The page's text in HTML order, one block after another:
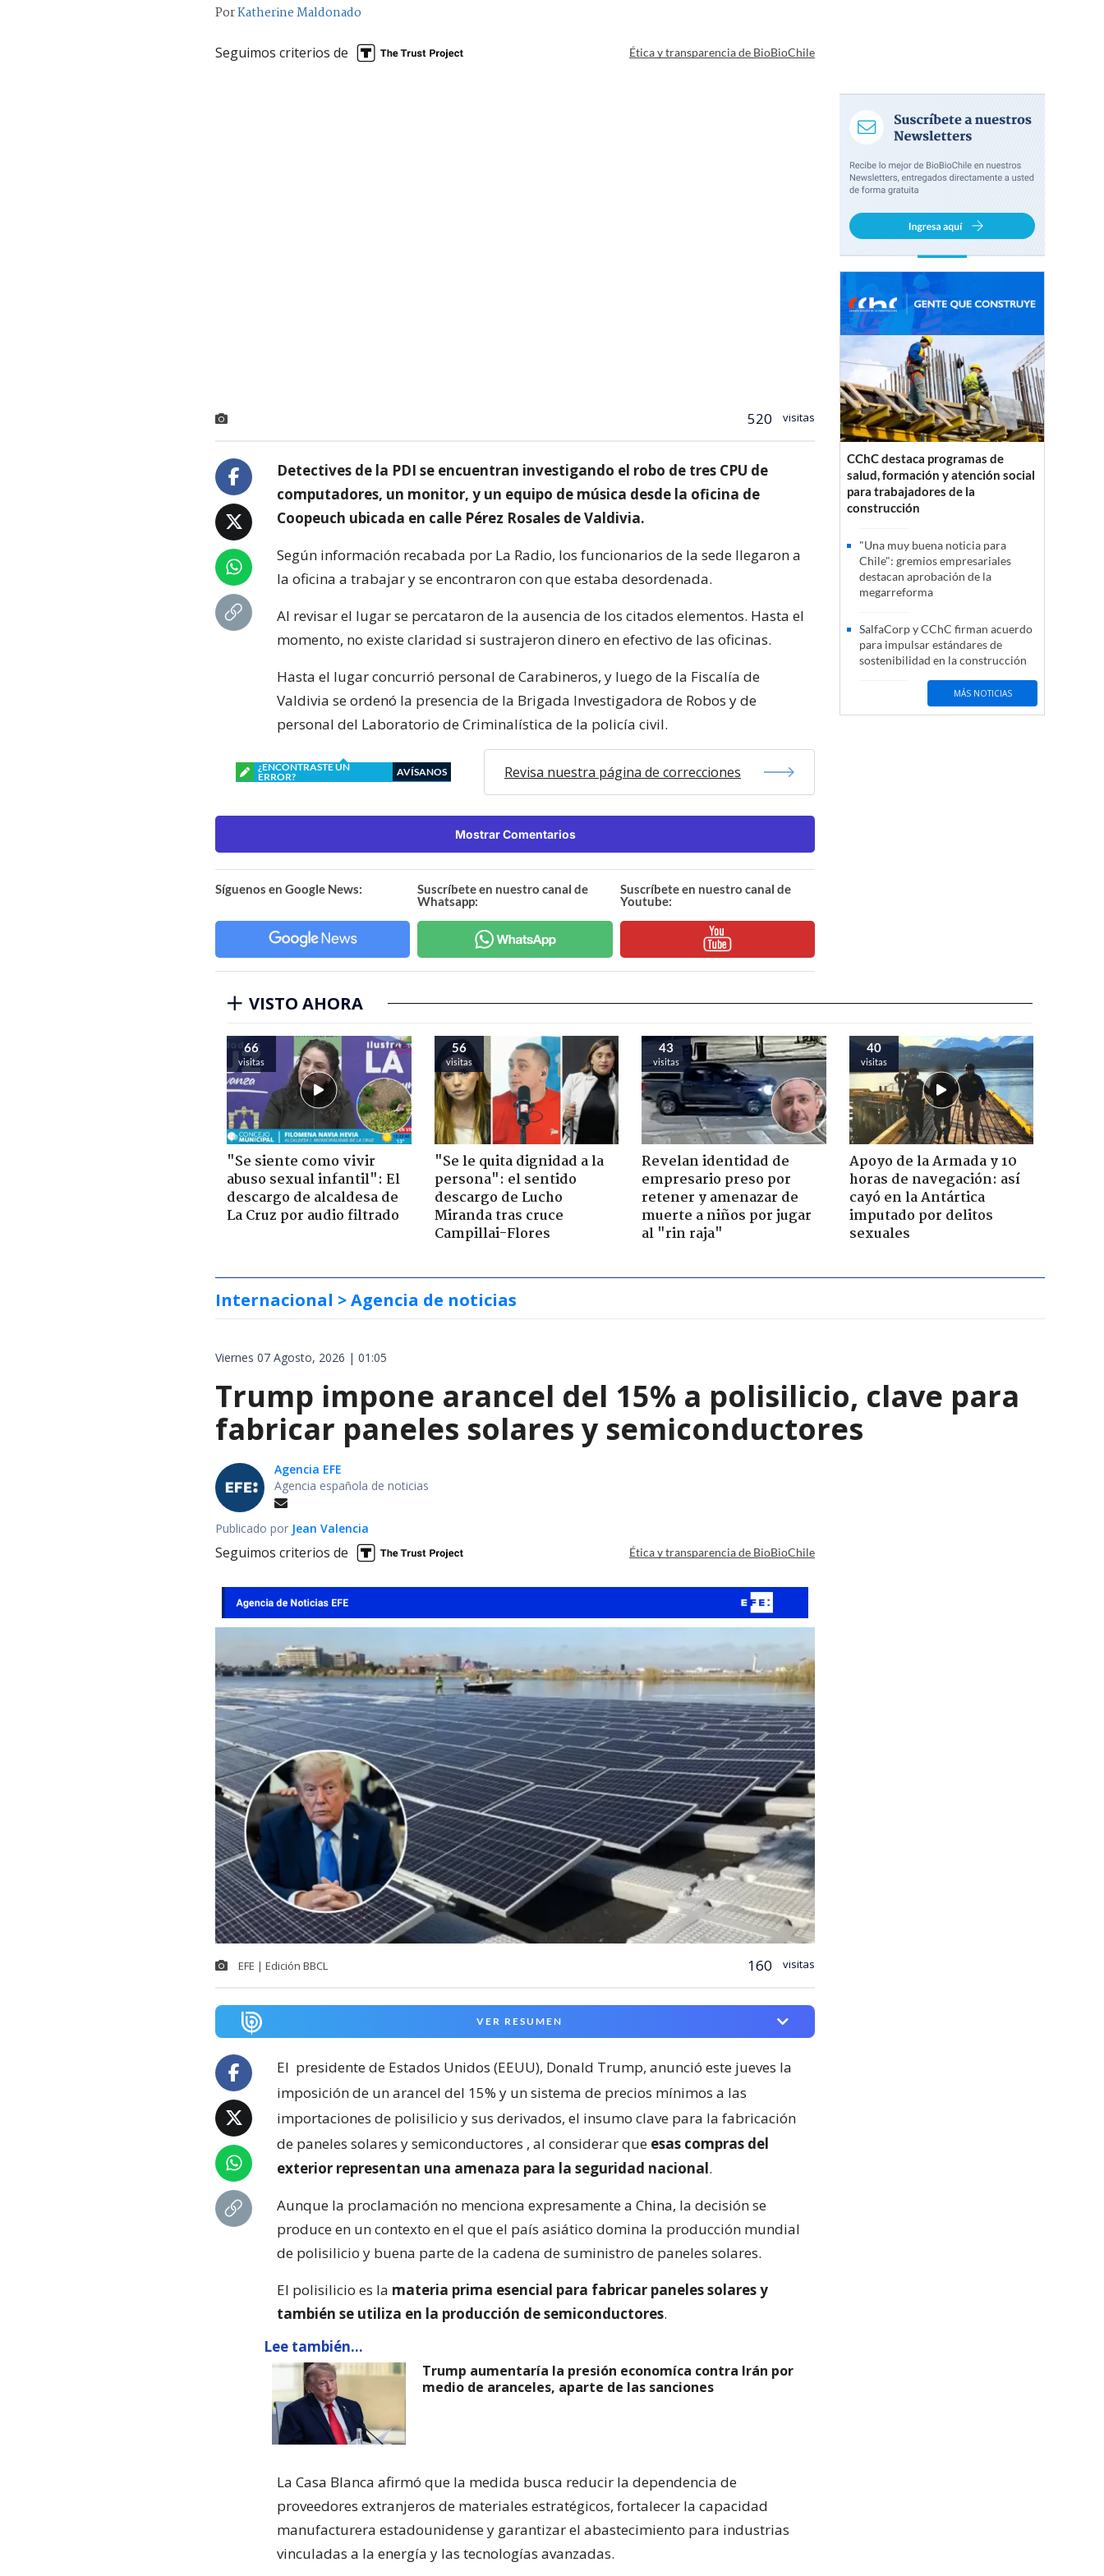
PorKatherine Maldonado
Seguimos criterios de Ética y transparencia de BioBioChile
520 visitas
Detectives de la PDI se encuentran investigando el robo de tres CPU de
computadores, un monitor, y un equipo de música desde la oficina de
Coopeuch ubicada en calle Pérez Rosales de Valdivia.
Según información recabada por La Radio, los funcionarios de la sede llegaron a
la oficina a trabajar y se encontraron con que estaba desordenada.
Al revisar el lugar se percataron de la ausencia de los citados elementos. Hasta el
momento, no existe claridad si sustrajeron dinero en efectivo de las oficinas.
Hasta el lugar concurrió personal de Carabineros, y luego de la Fiscalía de
Valdivia se ordenó la presencia de la Brigada Investigadora de Robos y de
personal del Laboratorio de Criminalística de la policía civil.
¿ENCONTRASTE UN
ERROR?
AVÍSANOS Revisa nuestra página de correcciones
Mostrar Comentarios
Síguenos en Google News:
Suscríbete en nuestro canal de
Whatsapp:
Suscríbete en nuestro canal de
Youtube:
CChC destaca programas de
salud, formación y atención social
para trabajadores de la
construcción
"Una muy buena noticia para
Chile": gremios empresariales
destacan aprobación de la
megarreforma
SalfaCorp y CChC firman acuerdo
para impulsar estándares de
sostenibilidad en la construcción
MÁS NOTICIAS
VISTO AHORA
66
visitas
"Se siente como vivir
abuso sexual infantil": El
descargo de alcaldesa de
La Cruz por audio filtrado
56
visitas
"Se le quita dignidad a la
persona": el sentido
descargo de Lucho
Miranda tras cruce
Campillai-Flores
43
visitas
Revelan identidad de
empresario preso por
retener y amenazar de
muerte a niños por jugar
al "rin raja"
40
visitas
Apoyo de la Armada y 10
horas de navegación: así
cayó en la Antártica
imputado por delitos
sexuales
Internacional > Agencia de noticias
Viernes 07 Agosto, 2026 | 01:05
Trump impone arancel del 15% a polisilicio, clave para
fabricar paneles solares y semiconductores
Agencia EFE
Agencia española de noticias
Publicado por Jean Valencia
Seguimos criterios de Ética y transparencia de BioBioChile
EFE | Edición BBCL 160 visitas
VER RESUMEN
El presidente de Estados Unidos (EEUU), Donald Trump, anunció este jueves la
imposición de un arancel del 15% y un sistema de precios mínimos a las
importaciones de polisilicio y sus derivados, el insumo clave para la fabricación
de paneles solares y semiconductores , al considerar que esas compras del
exterior representan una amenaza para la seguridad nacional.
Aunque la proclamación no menciona expresamente a China, la decisión se
produce en un contexto en el que el país asiático domina la producción mundial
de polisilicio y buena parte de la cadena de suministro de paneles solares.
El polisilicio es la materia prima esencial para fabricar paneles solares y
también se utiliza en la producción de semiconductores.
Lee también...
Trump aumentaría la presión economíca contra Irán por
medio de aranceles, aparte de las sanciones
La Casa Blanca afirmó que la medida busca reducir la dependencia de
proveedores extranjeros de materiales estratégicos, fortalecer la capacidad
manufacturera estadounidense y garantizar el abastecimiento para industrias
vinculadas a la energía y las tecnologías avanzadas.